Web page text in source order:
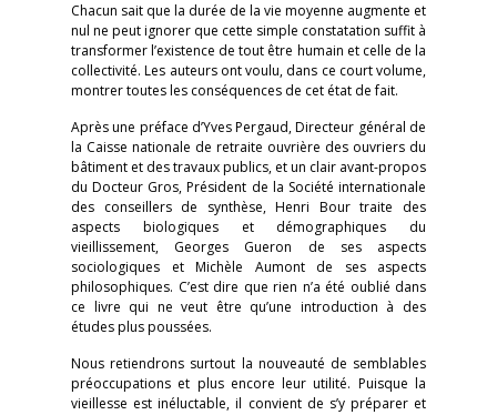
Chacun sait que la durée de la vie moyenne augmente et
nul ne peut ignorer que cette simple constatation suffit à
transformer l’existence de tout être humain et celle de la
collectivité. Les auteurs ont voulu, dans ce court volume,
montrer toutes les conséquences de cet état de fait.
Après une préface d’Yves Pergaud, Directeur général de
la Caisse nationale de retraite ouvrière des ouvriers du
bâtiment et des travaux publics, et un clair avant-propos
du Docteur Gros, Président de la Société internationale
des conseillers de synthèse, Henri Bour traite des
aspects biologiques et démographiques du
vieillissement, Georges Gueron de ses aspects
sociologiques et Michèle Aumont de ses aspects
philosophiques. C’est dire que rien n’a été oublié dans
ce livre qui ne veut être qu’une introduction à des
études plus poussées.
Nous retiendrons surtout la nouveauté de semblables
préoccupations et plus encore leur utilité. Puisque la
vieillesse est inéluctable, il convient de s’y préparer et